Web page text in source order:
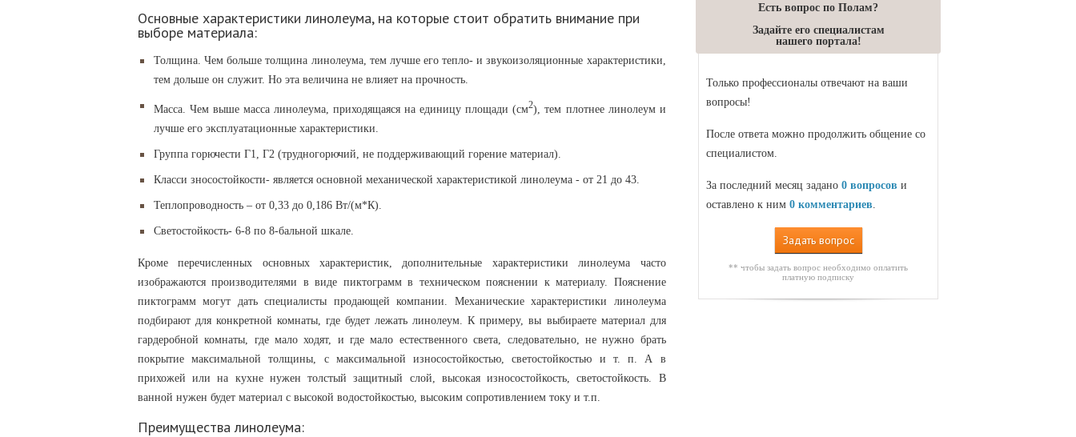
Есть вопрос по Полам?
Задайте его специалистам
нашего портала!
Только профессионалы отвечают на ваши
вопросы!
После ответа можно продолжить общение со
специалистом.
За последний месяц задано 0 вопросов и
оставлено к ним 0 комментариев
Задать вопрос
** чтобы задать вопрос необходимо оплатить
платную подписку
Основные характеристики линолеума, на которые стоит обратить внимание при
выборе материала:
Толщина. Чем больше толщина линолеума, тем лучше его тепло- и звукоизоляционные характеристики,
тем дольше он служит. Но эта величина не влияет на прочность.
Масса. Чем выше масса линолеума, приходящаяся на единицу площади (см2), тем плотнее линолеум и
лучше его эксплуатационные характеристики.
Группа горючести Г1, Г2 (трудногорючий, не поддерживающий горение материал).
Класси зносостойкости- является основной механической характеристикой линолеума - от 21 до 43.
Теплопроводность – от 0,33 до 0,186 Вт/(м*К).
Светостойкость- 6-8 по 8-бальной шкале.
Кроме перечисленных основных характеристик, дополнительные характеристики линолеума часто
изображаются производителями в виде пиктограмм в техническом пояснении к материалу. Пояснение
пиктограмм могут дать специалисты продающей компании. Механические характеристики линолеума
подбирают для конкретной комнаты, где будет лежать линолеум. К примеру, вы выбираете материал для
гардеробной комнаты, где мало ходят, и где мало естественного света, следовательно, не нужно брать
покрытие максимальной толщины, с максимальной износостойкостью, светостойкостью и т. п. А в
прихожей или на кухне нужен толстый защитный слой, высокая износостойкость, светостойкость. В
ванной нужен будет материал с высокой водостойкостью, высоким сопротивлением току и т.п.
Преимущества линолеума: